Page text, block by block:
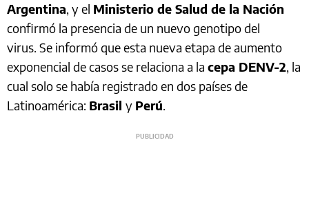
Argentina, y el Ministerio de Salud de la Nación
confirmó la presencia de un nuevo genotipo del
virus. Se informó que esta nueva etapa de aumento
exponencial de casos se relaciona a la cepa DENV-2, la
cual solo se había registrado en dos países de
Latinoamérica: Brasil y Perú.